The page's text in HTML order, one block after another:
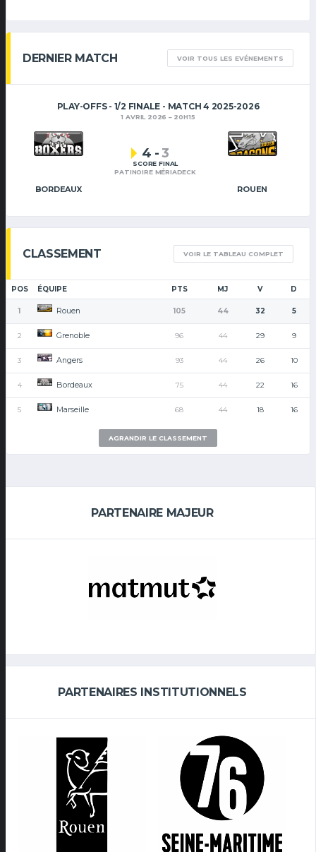
DERNIER MATCH VOIR TOUS LES EVÉNEMENTS
PLAY-OFFS - 1/2 FINALE - MATCH 4 2025-2026
1 AVRIL 2026 20H15
BORDEAUX ROUEN
4 -3
SCORE FINAL
PATINOIRE MÉRIADECK
CLASSEMENT VOIR LE TABLEAU COMPLET
POS ÉQUIPE PTS MJ V D
1 Rouen 105 44 32 5
2 Grenoble 96 44 29 9
3 Angers 93 44 26 10
4 Bordeaux 75 44 22 16
5 Marseille 68 44 18 16
AGRANDIR LE CLASSEMENT
PARTENAIRE MAJEUR
PARTENAIRES INSTITUTIONNELS